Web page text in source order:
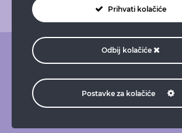
Impressum Doniraj Naruči taksi
Prihvati kolačiće
Odbij kolačiće
Postavke za kolačiće